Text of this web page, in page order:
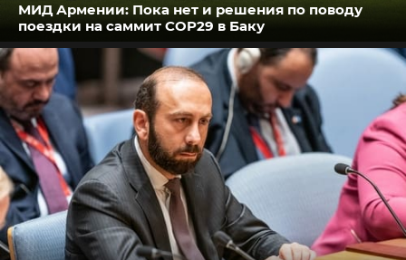
МИД Армении: Пока нет и решения по поводу
поездки на саммит COP29 в Баку